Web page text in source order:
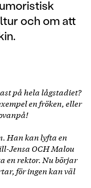
och om att
på hela lågstadiet?
en fröken, eller
Han kan lyfta en
Jensa OCH Malou
en rektor. Nu börjar
för ingen kan väl